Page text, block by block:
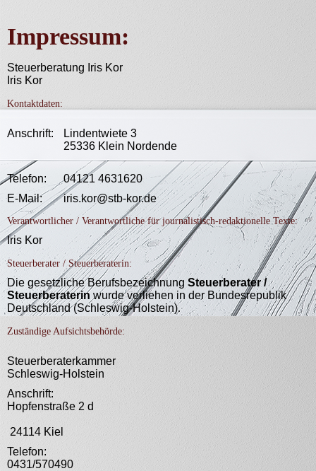
Impressum:
Steuerberatung Iris Kor
Iris Kor
Kontaktdaten:
Anschrift:
Lindentwiete 3
25336 Klein Nordende
Telefon:
04121 4631620
E-Mail:
iris.kor@stb-kor.de
Verantwortlicher / Verantwortliche für journalistisch-redaktionelle Texte:
Iris Kor
Steuerberater / Steuerberaterin:
Die gesetzliche Berufsbezeichnung Steuerberater /
Steuerberaterinwurde verliehen in der Bundesrepublik
Deutschland (Schleswig-Holstein).
Zuständige Aufsichtsbehörde:
Steuerberaterkammer
Schleswig‑Holstein
Anschrift:
Hopfenstraße 2 d
24114 Kiel
Telefon:
0431/570490